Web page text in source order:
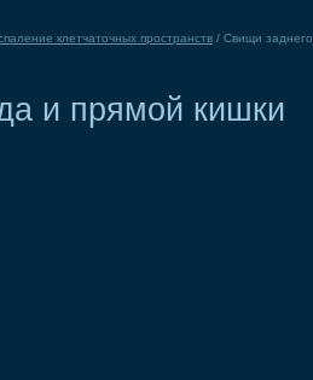
клетчаточных пространств / Свищи заднего
и прямой кишки